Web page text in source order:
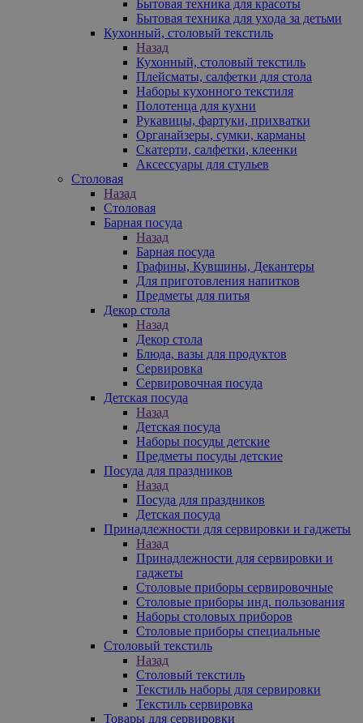
Бытовая техника для красоты
Бытовая техника для ухода за детьми
Кухонный, столовый текстиль
Назад
Кухонный, столовый текстиль
Плейсматы, салфетки для стола
Наборы кухонного текстиля
Полотенца для кухни
Рукавицы, фартуки, прихватки
Органайзеры, сумки, карманы
Скатерти, салфетки, клеенки
Аксессуары для стульев
Столовая
Назад
Столовая
Барная посуда
Назад
Барная посуда
Графины, Кувшины, Декантеры
Для приготовления напитков
Предметы для питья
Декор стола
Назад
Декор стола
Блюда, вазы для продуктов
Сервировка
Сервировочная посуда
Детская посуда
Назад
Детская посуда
Наборы посуды детские
Предметы посуды детские
Посуда для праздников
Назад
Посуда для праздников
Детская посуда
Принадлежности для сервировки и гаджеты
Назад
Принадлежности для сервировки и
гаджеты
Столовые приборы сервировочные
Столовые приборы инд. пользования
Наборы столовых приборов
Столовые приборы специальные
Столовый текстиль
Назад
Столовый текстиль
Текстиль наборы для сервировки
Текстиль сервировка
Товары для сервировки